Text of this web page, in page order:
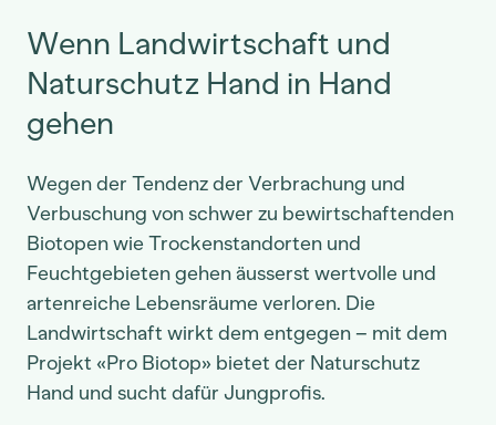
Wenn Landwirtschaft und
Naturschutz Hand in Hand
gehen
Wegen der Tendenz der Verbrachung und
Verbuschung von schwer zu bewirtschaftenden
Biotopen wie Trockenstandorten und
Feuchtgebieten gehen äusserst wertvolle und
artenreiche Lebensräume verloren. Die
Landwirtschaft wirkt dem entgegen – mit dem
Projekt «Pro Biotop» bietet der Naturschutz
Hand und sucht dafür Jungprofis.